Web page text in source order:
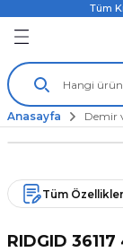
Tüm
Anasayfa Demir
Tüm Özellikler
RIDGID